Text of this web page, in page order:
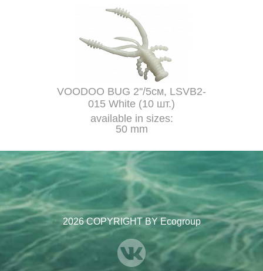
VOODOO BUG 2''/5см, LSVB2-
015 White (10 шт.)
available in sizes:
50 mm
2026 COPYRIGHT BY Ecogroup